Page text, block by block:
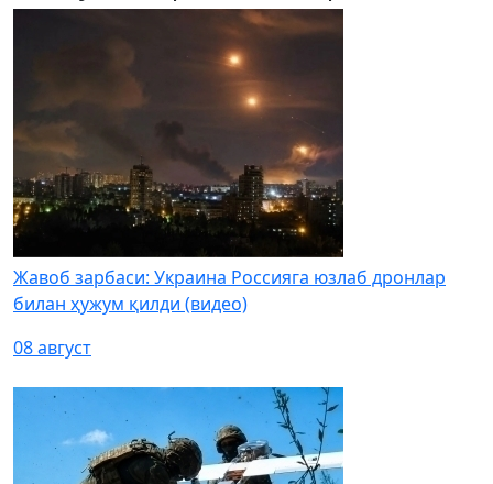
Жавоб зарбаси: Украина Россияга юзлаб дронлар
билан ҳужум қилди (видео)
08 август